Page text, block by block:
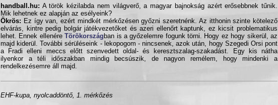
handball.hu: A török kézilabda nem világverő, a magyar bajnokság azért erősebbnek tűnik.
Mik lehetnek ez alapján az esélyeink?
Ökrös: Ez így van, ezért mindkét mérkőzésen győzni szeretnénk. Az itthonin szinte kötelező
elvárás, kintre pedig bolgár játékvezetőket és azeri ellenőrt kaptunk, ez kicsit problematikus
lehet. Ennek ellenéreTörökország ban is a győzelemre fogunk törni. Hogy ez hogy sikerül, az
majd kiderül. További sérüléseink - lekopogom - nincsenek, azok után, hogy Szegedi Orsi pont
a Fradi elleni meccs előtt szenvedett oldal- és keresztszalag-szakadást. Egy kis nátha
ilyenkor a téli időszakban mindig becsúszik, de nagyon remélem, hogy mindenki a
rendelkezésemre áll majd.
EHF-kupa, nyolcaddöntő, 1. mérkőzés